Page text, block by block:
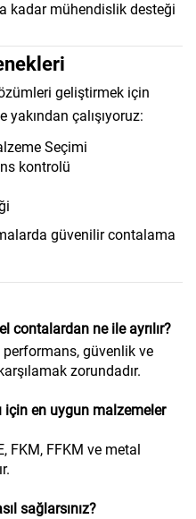
kadar mühendislik desteği
geliştirmek için
yakından çalışıyoruz:
Seçimi
kontrolü
güvenilir contalama
contalardan ne ile ayrılır?
performans, güvenlik ve
zorundadır.
için en uygun malzemeler
FKM, FFKM ve metal
sağlarsınız?